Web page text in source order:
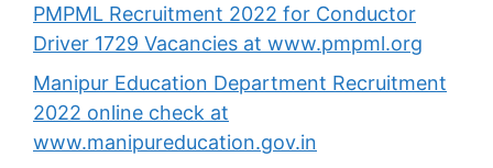
PMPML Recruitment 2022 for Conductor
Driver 1729 Vacancies at www.pmpml.org
Manipur Education Department Recruitment
2022 online check at
www.manipureducation.gov.in